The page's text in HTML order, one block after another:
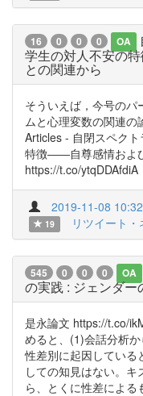
16 0 0 0 OA
学生の対人不安の
との関連から
そういえば，今号のパ
ムと心理変数の関連の
Articles - 自閉スペク
特徴――自尊感情およ
https://t.co/ytqDDAfdiA
2019-11-08
19
リツイート
545 0 0 0 OA
の実践 : ジェンダー
是永論文 https://t.co/
めると、(1)会話分析か
性差別に起因している
しての知見はない。
ら、とくに性差による